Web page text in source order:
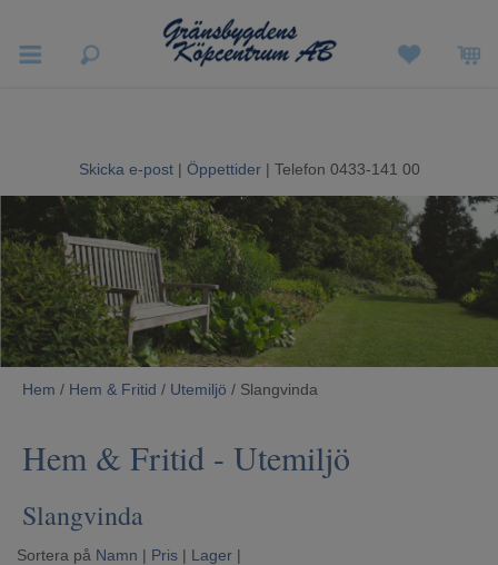
Sommarrea
Vitvaror
Hushållsapparater
Ljud & Bild
Luftvård och Värme
Kundtjänst
Mina sidor
Skicka e-post | Öppettider| Telefon 0433-141 00
Hem / Hem & Fritid / Utemiljö / Slangvinda
Hem & Fritid - Utemiljö
Slangvinda
Sortera på Namn | Pris | Lager |